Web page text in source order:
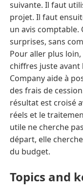
suivante. Il faut
projet. Il faut
un avis
surprises, sans
Pour aller plus loin,
chiffres juste avant
Company aide à
des frais de
résultat est croisé
réels et le
utile ne cherche
départ, elle
du budget.
Topics and